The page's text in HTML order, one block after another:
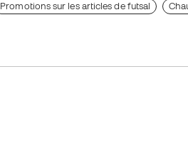
Promotions sur les articles de futsal